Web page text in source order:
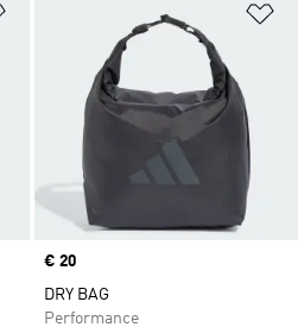
Price
€ 20
DRY BAG
Performance